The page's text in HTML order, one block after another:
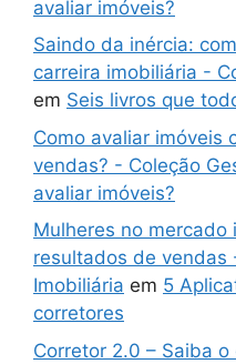
avaliar imóveis?
Saindo da inércia:
carreira imobiliária -
em Seis livros que
Como avaliar imóveis
vendas? - Coleção
avaliar imóveis?
Mulheres no mercado
resultados de vendas
Imobiliária em 5
corretores
Corretor 2.0 – Saiba